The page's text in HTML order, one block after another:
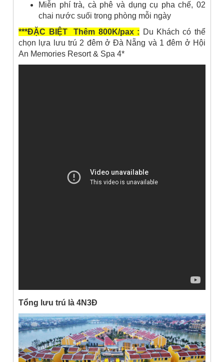
Miễn phí trà, cà phê và dụng cụ pha chế, 02
chai nước suối trong phòng mỗi ngày
***ĐẶC BIỆT Thêm 800K/pax : Du Khách có thể
chọn lựa lưu trú 2 đêm ở Đà Nẵng và 1 đêm ở Hội
An Memories Resort & Spa 4*
Tổng lưu trú là 4N3Đ